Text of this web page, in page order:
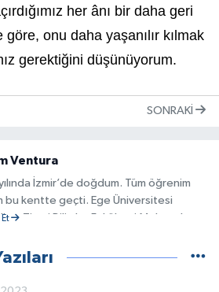
her ânı bir daha geri
onu daha yaşanılır kılmak
gerektiğini düşünüyorum.
SONRAKI
Ventura
İzmir’de doğdum. Tüm öğrenim
bu kentte geçti. Ege Üniversitesi
ve Ticari Bilimler Fakültesi Muhasebe
dil kursuna katıldım. Bu arada o
Yedek subaylığımı Topçu olarak